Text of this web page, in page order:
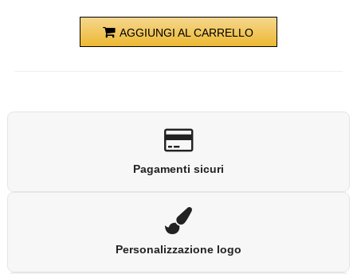
AGGIUNGI AL CARRELLO
Pagamenti sicuri
Personalizzazione logo